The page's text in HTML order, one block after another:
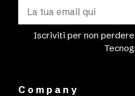
Iscriviti per non
Company